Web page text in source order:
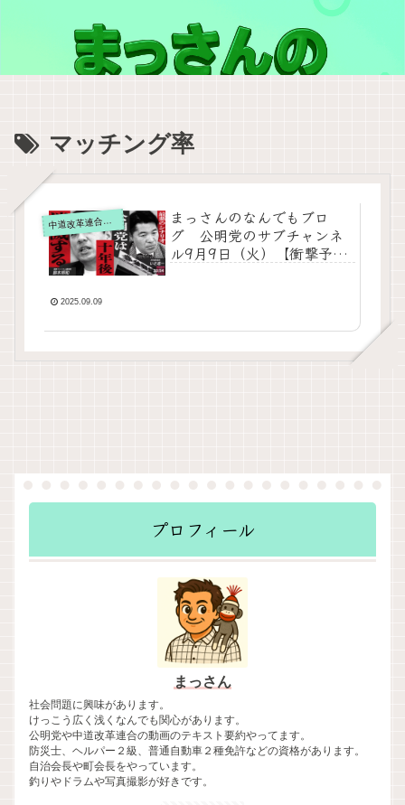
マッチング率
中道改革連合の動画をテキスト要約
まっさんのなんでもブロ
グ 公明党のサブチャンネ
ル9月9日（火）【衝撃予
2025.09.09
プロフィール
まっさん
社会問題に興味があります。
けっこう広く浅くなんでも関心があります。
公明党や中道改革連合の動画のテキスト要約やってます。
防災士、ヘルパー２級、普通自動車２種免許などの資格があります。
自治会長や町会長をやっています。
釣りやドラムや写真撮影が好きです。